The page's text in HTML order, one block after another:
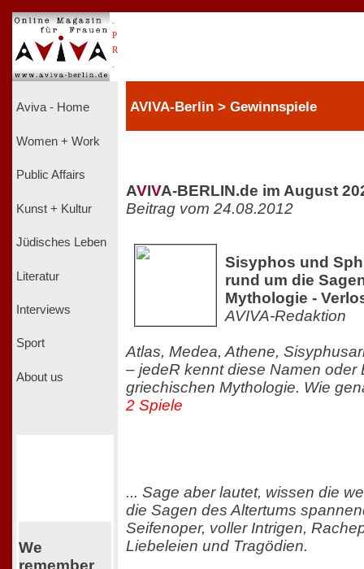
P
R
Aviva - Home
Women + Work
Public Affairs
Kunst + Kultur
Jüdisches Leben
Literatur
Interviews
Sport
About us
We
remember
AVIVA-Berlin > Gewinnspiele
AVIVA-BERLIN.de im August
Beitrag vom 24.08.2012
Sisyphos und
rund um die
Mythologie -
AVIVA-Redaktion
Atlas, Medea, Athene,
– jedeR kennt diese Namen oder
griechischen Mythologie. Wie
2 Spiele
... Sage aber lautet, wissen die
die Sagen des Altertums
Seifenoper, voller Intrigen,
Liebeleien und Tragödien.